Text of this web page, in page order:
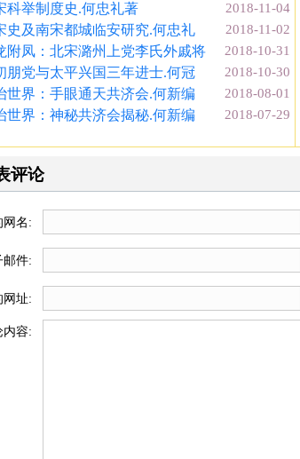
2018-11-04
科举制度史.何忠礼著
2018-11-02
史及南宋都城临安研究.何忠礼
2018-10-31
附凤：北宋潞州上党李氏外戚将
2018-10-30
朋党与太平兴国三年进士.何冠
2018-08-01
世界：手眼通天共济会.何新编
2018-07-29
世界：神秘共济会揭秘.何新编
评论
网名:
邮件:
网址:
内容: